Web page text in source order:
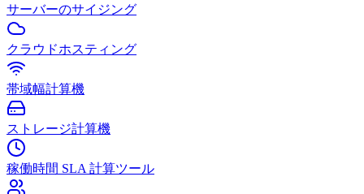
サーバーのサイジング
クラウドホスティング
帯域幅計算機
ストレージ計算機
稼働時間 SLA 計算ツール